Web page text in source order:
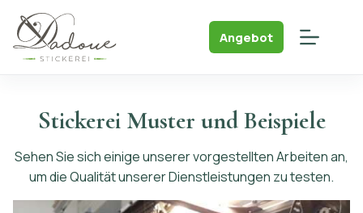
content
Angebot
Stickerei Muster und Beispiele
Sehen Sie sich einige unserer vorgestellten Arbeiten an,
um die Qualität unserer Dienstleistungen zu testen.